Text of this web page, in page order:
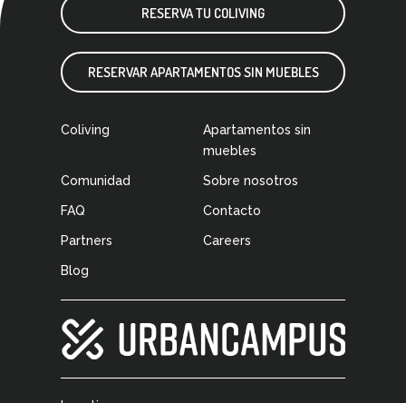
RESERVA TU COLIVING
RESERVAR APARTAMENTOS SIN MUEBLES
Coliving
Apartamentos sin
muebles
Comunidad Sobre nosotros
FAQ Contacto
Partners Careers
Blog